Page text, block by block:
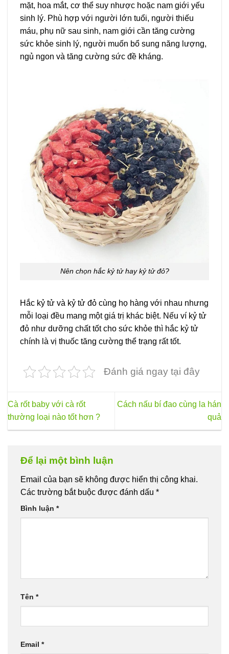
mặt, hoa mắt, cơ thể suy nhược hoặc nam giới yếu
sinh lý. Phù hợp với người lớn tuổi, người thiếu
máu, phụ nữ sau sinh, nam giới cần tăng cường
sức khỏe sinh lý, người muốn bổ sung năng lượng,
ngủ ngon và tăng cường sức đề kháng.
Nên chọn hắc kỷ tử hay kỷ tử đỏ?
Hắc kỷ tử và kỷ tử đỏ cùng họ hàng với nhau nhưng
mỗi loại đều mang một giá trị khác biệt. Nếu ví kỷ tử
đỏ như dưỡng chất tốt cho sức khỏe thì hắc kỷ tử
chính là vị thuốc tăng cường thể trạng rất tốt.
Đánh giá ngay tại đây
Cà rốt baby với cà rốt
thường loại nào tốt hơn ?
Cách nấu bí đao cùng la hán
quả
Để lại một bình luận
Email của bạn sẽ không được hiển thị công khai.
Các trường bắt buộc được đánh dấu *
Bình luận *
Tên *
Email *